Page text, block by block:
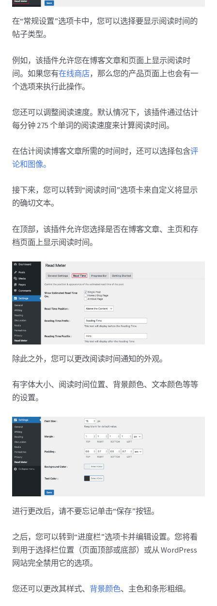
在“常规设置”选项卡中，您可以选择要显示阅读时间的
帖子类型。
例如，该插件允许您在博客文章和页面上显示阅读时
间。如果您有在线商店，那么您的产品页面上也会有一
个选项来执行此操作。
您还可以调整阅读速度。默认情况下，该插件通过估计
每分钟 275 个单词的阅读速度来计算阅读时间。
在估计阅读博客文章所需的时间时，还可以选择包含评
论和图像。
接下来，您可以转到“阅读时间”选项卡来自定义将显示
的确切文本。
在顶部，该插件允许您选择是否在博客文章、主页和存
档页面上显示阅读时间。
除此之外，您可以更改阅读时间通知的外观。
有字体大小、阅读时间位置、背景颜色、文本颜色等等
的设置。
进行更改后，请不要忘记单击“保存”按钮。
之后，您可以转到“进度栏”选项卡并编辑设置。您将看
到用于选择栏位置（页面顶部或底部）或从 WordPress
网站完全禁用它的选项。
您还可以更改其样式、 背景颜色、主色和条形粗细。